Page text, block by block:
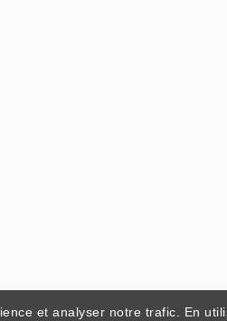
et analyser notre trafic. En